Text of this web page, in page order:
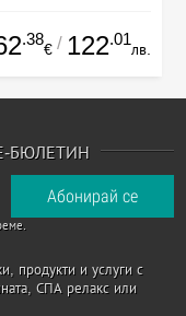
.38
€ / 122.01
лв.
БЮЛЕТИН
продукти и услуги с
СПА релакс или